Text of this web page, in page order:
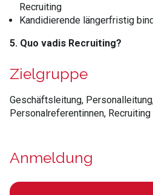
Recruiting
Kandidierende längerfristig
5. Quo vadis Recruiting?
Zielgruppe
Geschäftsleitung,
Personalreferentinnen, Recruiting
Anmeldung